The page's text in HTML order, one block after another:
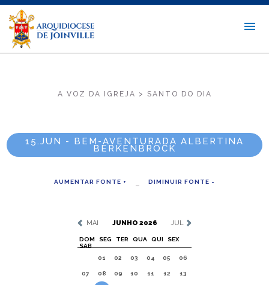
A VOZ DA IGREJA > SANTO DO DIA
15.JUN - BEM-AVENTURADA ALBERTINA
BERKENBROCK
AUMENTAR FONTE + DIMINUIR FONTE -
MAI JUNHO 2026 JUL
DOM SEG TER QUA QUI
SEX
SAB
01
02 03 04 05 06
07 08 09 10 11 12 13